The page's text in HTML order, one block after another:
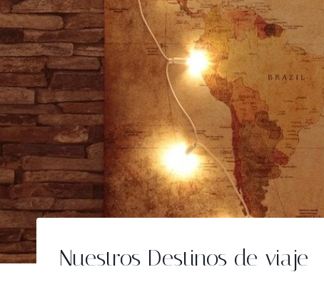
Nuestros Destinos de viaje